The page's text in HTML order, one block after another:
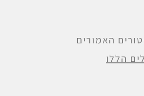
הפטורים האמורים
הללו